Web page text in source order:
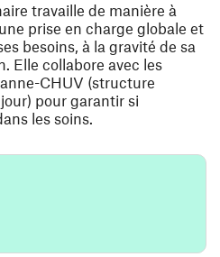
travaille de manière à
prise en charge globale et
besoins, à la gravité de sa
Elle collabore avec les
CHUV (structure
pour garantir si
les soins.